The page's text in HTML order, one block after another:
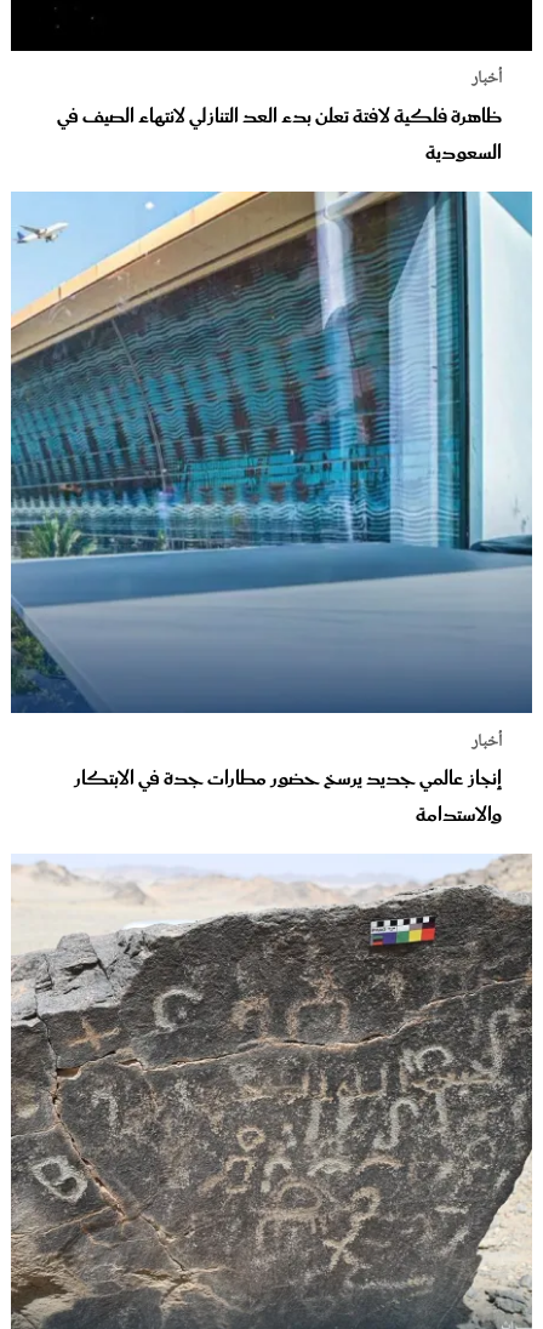
أخبار
ظاهرة فلكية لافتة تعلن بدء العد التنازلي لانتهاء الصيف في
السعودية
أخبار
إنجاز عالمي جديد يرسخ حضور مطارات جدة في الابتكار
والاستدامة